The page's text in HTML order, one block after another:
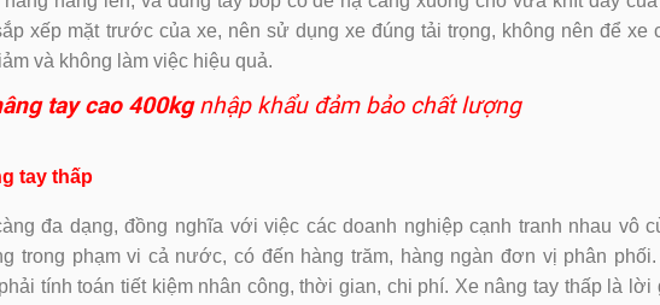
xếp mặt trước của xe, nên sử dụng xe đúng tải trọng, không nên để xe
và không làm việc hiệu quả.
tay cao 400kgnhập khẩu đảm bảo chất lượng
tay thấp
đa dạng, đồng nghĩa với việc các doanh nghiệp cạnh tranh nhau vô
trong phạm vi cả nước, có đến hàng trăm, hàng ngàn đơn vị phân
tính toán tiết kiệm nhân công, thời gian, chi phí. Xe nâng tay thấp là lời